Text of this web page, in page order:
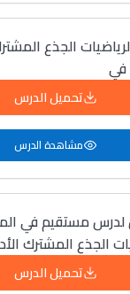
و
مع مامودو
فالقفز
البردع
في
تحميل الدرس
مشاهدة الدرس
مستقيم في
الجذع المشترك
تحميل الدرس